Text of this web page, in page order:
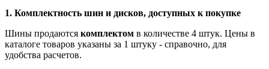
1. Комплектность шин и дисков, доступных к покупке
Шины продаются комплектом в количестве 4 штук. Цены в
каталоге товаров указаны за 1 штуку - справочно, для
удобства расчетов.